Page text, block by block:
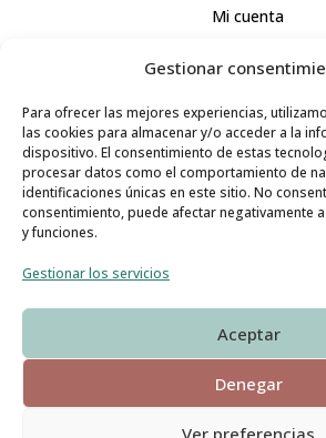
Gestionar
Para ofrecer las mejores experiencias,
las cookies para almacenar y/o acceder a la
dispositivo. El consentimiento de estas
procesar datos como el comportamiento de
identificaciones únicas en este sitio. No
consentimiento, puede afectar negativamente
y funciones.
Gestionar los servicios
Aceptar
Denegar
Ver preferencias
Mi cuenta
MENU
Raw Yoga Studio
Bio